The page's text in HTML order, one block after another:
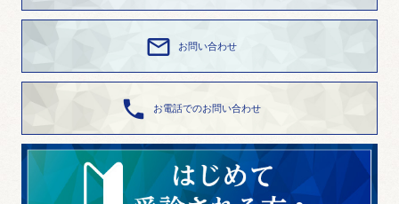
 お問い合わせ
 お電話でのお問い合わせ